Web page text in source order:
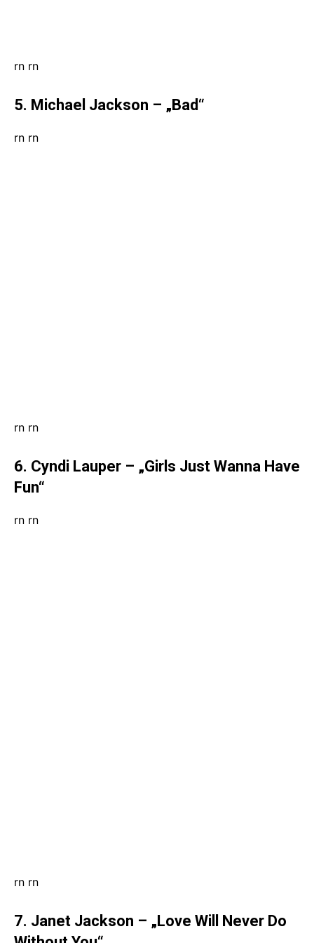
rn rn
5. Michael Jackson – „Bad“
rn rn
rn rn
6. Cyndi Lauper – „Girls Just Wanna Have
Fun“
rn rn
rn rn
7. Janet Jackson – „Love Will Never Do